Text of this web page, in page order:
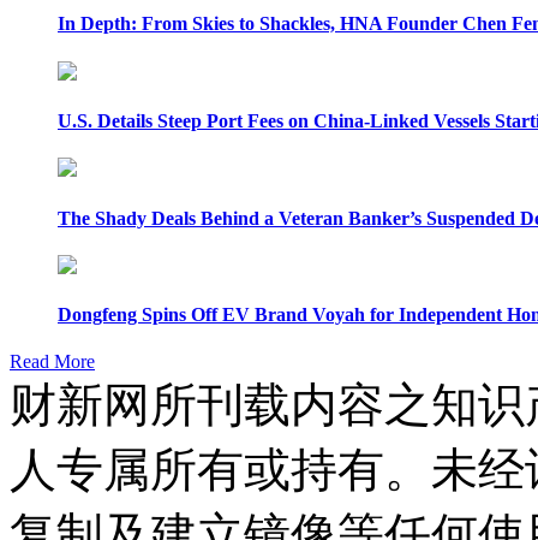
In Depth: From Skies to Shackles, HNA Founder Chen
U.S. Details Steep Port Fees on China-Linked Vessels
The Shady Deals Behind a Veteran Banker’s Suspended
Dongfeng Spins Off EV Brand Voyah for Independent
Read More
财新网所刊载内容之知
人专属所有或持有。未